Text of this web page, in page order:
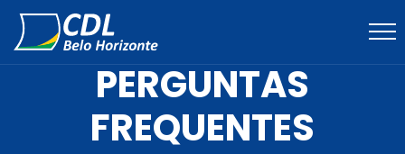
PERGUNTAS
FREQUENTES